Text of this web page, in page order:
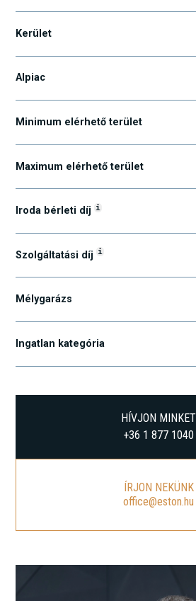
Kerület
Alpiac
Minimum elérhető terület
Maximum elérhető terület
Iroda bérleti díj i
Szolgáltatási díj i
Mélygarázs
Ingatlan kategória
HÍVJON MINKET
+36 1 877 1040
ÍRJON NEKÜNK
office@eston.hu